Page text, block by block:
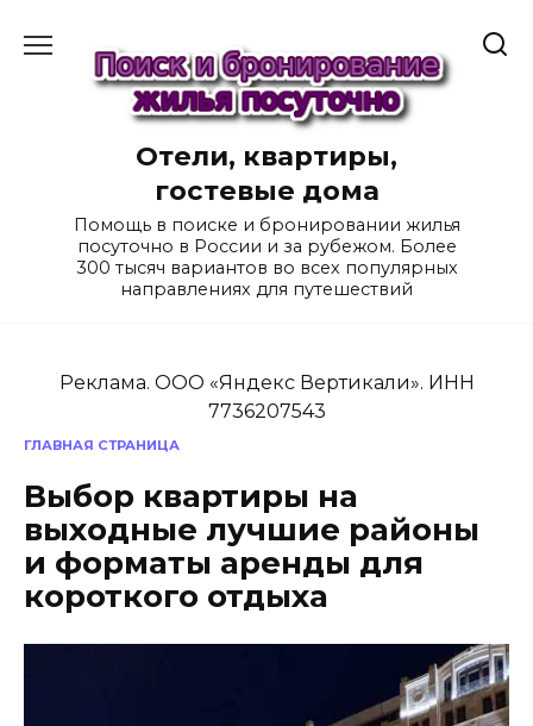
содержанию
Отели, квартиры,
гостевые дома
Помощь в поиске и бронировании жилья
посуточно в России и за рубежом. Более
300 тысяч вариантов во всех популярных
направлениях для путешествий
Реклама. ООО «Яндекс Вертикали». ИНН
7736207543
ГЛАВНАЯ СТРАНИЦА
Выбор квартиры на
выходные лучшие районы
и форматы аренды для
короткого отдыха